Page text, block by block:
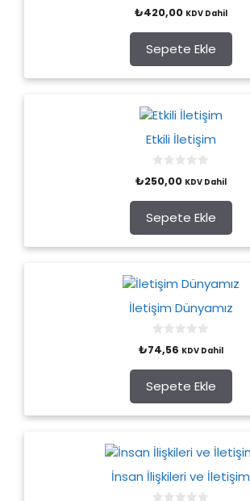
0
o
t
o
f
5
₺420,00 KDV Dahil
Sepete Ekle
Etkili İletişim
o
t
o
f
5
₺250,00 KDV Dahil
Sepete Ekle
İletişim Dünyamız
o
t
o
f
5
₺74,56 KDV Dahil
Sepete Ekle
İnsan İlişkileri ve İletişim